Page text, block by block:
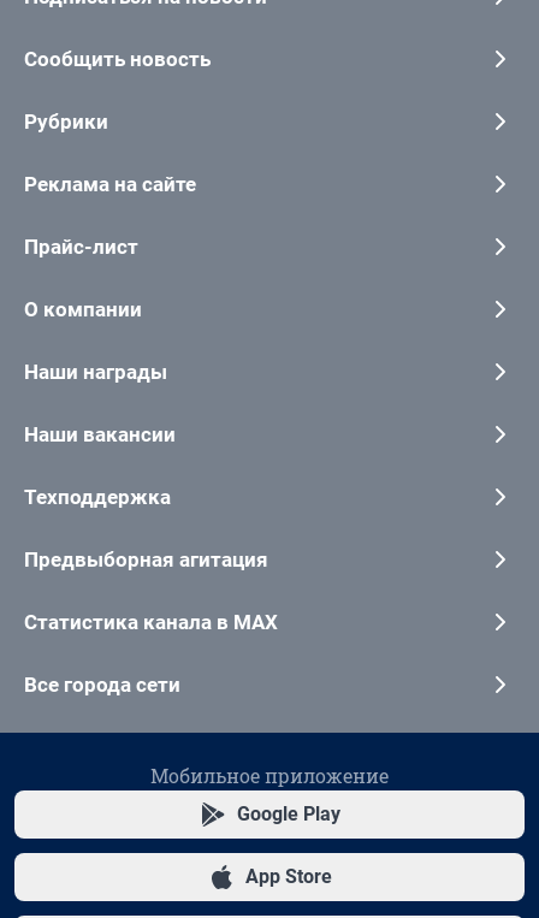
Сообщить новость
Рубрики
Реклама на сайте
Прайс-лист
О компании
Наши награды
Наши вакансии
Техподдержка
Предвыборная агитация
Статистика канала в MAX
Все города сети
Мобильное приложение
Google Play
App Store